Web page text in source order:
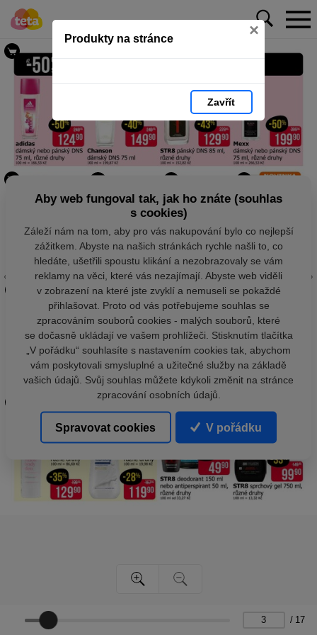
Produkty na stránce ×
Zavřít
/ 17
Aby web fungoval tak, jak ho znáte (souhlas
s cookies)
Záleží nám na tom, aby pro vás nakupování bylo co nejlepší
zážitkem. Abyste na našich stránkách rychle našli to, co
hledáte, ušetřili spoustu klikání a nezobrazovaly se vám
reklamy na věci, které vás nezajímají. Abyste web viděli
v zobrazení na které jste zvyklí a nemuseli se pokaždé
přihlašovat. Proto od vás potřebujeme souhlas se
zpracováním souborů cookies - malých souborů, které
se dočasně ukládají ve vašem prohlížeči. Stisknutím tlačítka
„V pořádku“ souhlasíte s nastavením cookies tak, abychom
vám poskytovali smysluplné a užitečné služby na základě
vašich údajů. Svůj souhlas můžete kdykoli změnit na stránce
zpracování osobních údajů.
Spravovat cookies V pořádku